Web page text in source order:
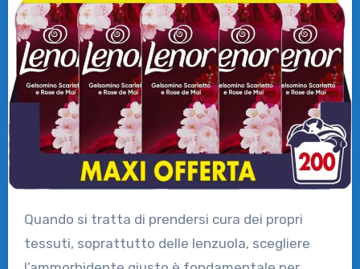
Quando si tratta di prendersi cura dei propri
tessuti, soprattutto delle lenzuola, scegliere